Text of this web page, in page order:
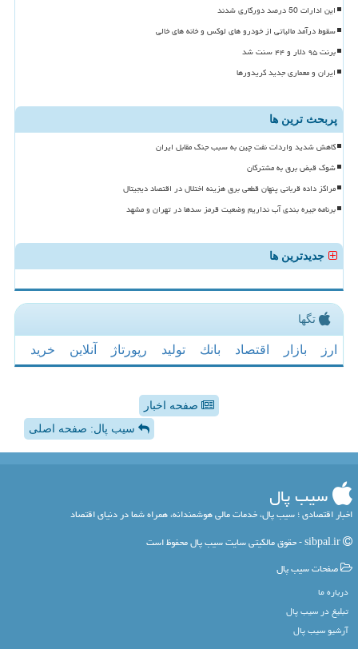
این ادارات 50 درصد دورکاری شدند
سقوط درآمد مالیاتی از خودرو های لوکس و خانه های خالی
برنت ۹۵ دلار و ۴۴ سنت شد
ایران و معماری جدید کریدورها
پربحث ترین ها
کاهش شدید واردات نفت چین به سبب جنگ مقابل ایران
شوک قبض برق به مشترکان
مراکز داده قربانی پنهان قطعی برق هزینه اختلال در اقتصاد دیجیتال
برنامه جیره بندی آب نداریم وضعیت قرمز سدها در تهران و مشهد
جدیدترین ها
تگها
ارز بازار اقتصاد بانك تولید رپورتاژ آنلاین خرید
صفحه اخبار
سیب پال: صفحه اصلی
سیب پال
اخبار اقتصادی ؛ سیب پال، خدمات مالی هوشمندانه، همراه شما در دنیای اقتصاد
صفحات سیب پال
درباره ما
تبلیغ در سیب پال
آرشیو سیب پال